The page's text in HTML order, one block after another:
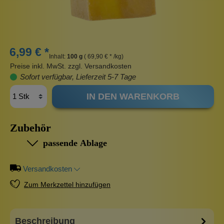
6,99 € *Inhalt: 100 g ( 69,90 € * /kg)
Preise inkl. MwSt. zzgl. Versandkosten
Sofort verfügbar, Lieferzeit 5-7 Tage
IN DEN WARENKORB
Zubehör
passende Ablage
Versandkosten
Zum Merkzettel hinzufügen
Beschreibung